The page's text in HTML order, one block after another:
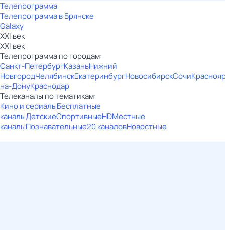
Телепрограмма
Телепрограмма в Брянске
Galaxy
XXI век
XXI век
Телепрограмма по городам:
Санкт-ПетербургКазаньНижний
НовгородЧелябинскЕкатеринбургНовосибирскСочи
на-ДонуКраснодар
Телеканалы по тематикам:
Кино и сериалыБесплатные
каналыДетскиеСпортивныеHDМестные
каналыПознавательные20 каналовНовостные